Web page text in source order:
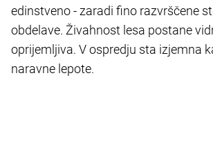
edinstveno - zaradi fino razvrščene
obdelave. Živahnost lesa postane
oprijemljiva. V ospredju sta izjemna
naravne lepote.